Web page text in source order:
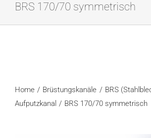
BRS 170/70 symmetrisch
Home Brüstungskanäle
BRS
Aufputzkanal
BRS 170/70 symmetrisch